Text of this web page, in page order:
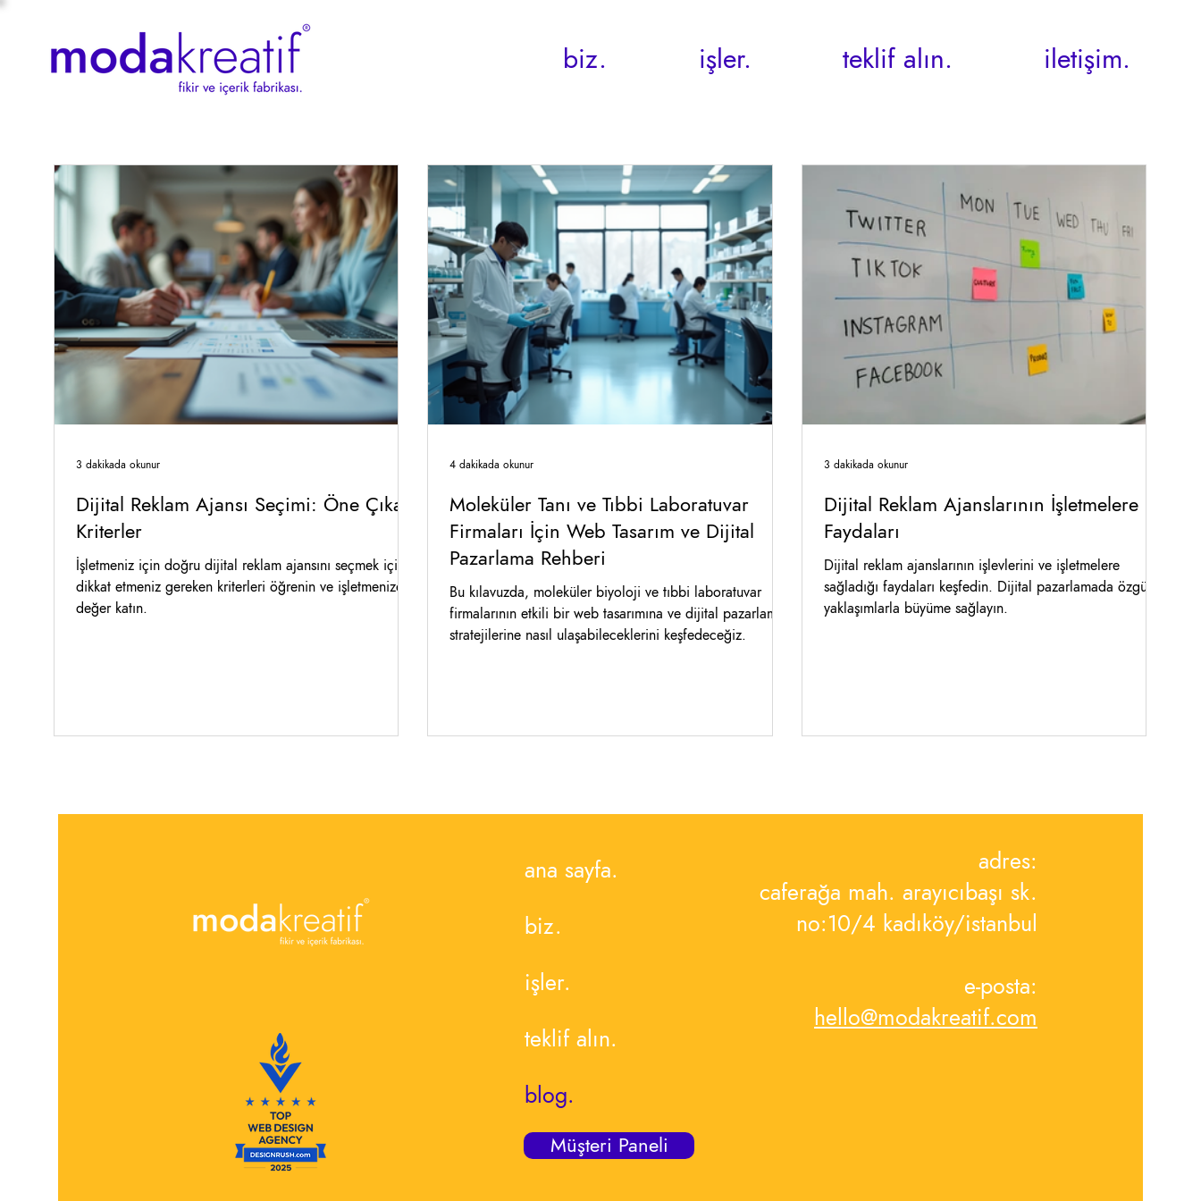
biz. işler. teklif alın. iletişim.
Dijital Reklam Ajansı Seçimi: Öne Çıkan
Kriterler
İşletmeniz için doğru dijital reklam ajansını seçmek için
dikkat etmeniz gereken kriterleri öğrenin ve işletmenize
değer katın.
3 dakikada okunur
Moleküler Tanı ve Tıbbi Laboratuvar
Firmaları İçin Web Tasarım ve Dijital
Pazarlama Rehberi
Bu kılavuzda, moleküler biyoloji ve tıbbi laboratuvar
firmalarının etkili bir web tasarımına ve dijital pazarlama
stratejilerine nasıl ulaşabileceklerini keşfedeceğiz.
4 dakikada okunur
Dijital Reklam Ajanslarının İşletmelere
Faydaları
Dijital reklam ajanslarının işlevlerini ve işletmelere
sağladığı faydaları keşfedin. Dijital pazarlamada özgün
yaklaşımlarla büyüme sağlayın.
3 dakikada okunur
ana sayfa.
biz.
işler.
teklif alın.
blog.
adres:
caferağa mah. arayıcıbaşı sk.
no:10/4 kadıköy/istanbul
e-posta:
hello@modakreatif.com
Müşteri Paneli